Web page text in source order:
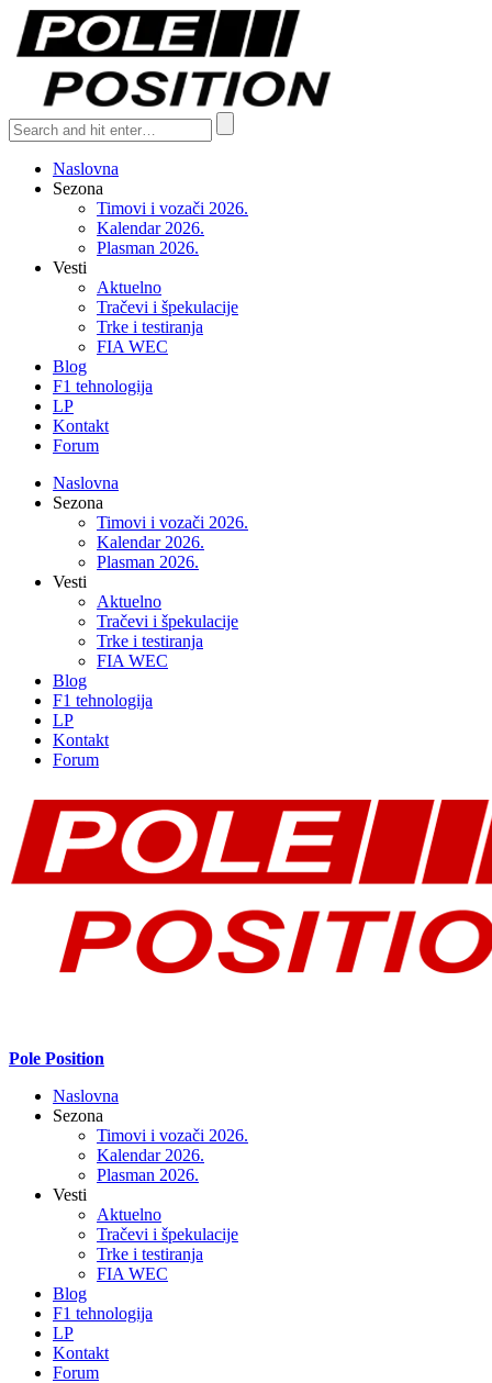
Naslovna
Sezona
Timovi i vozači 2026.
Kalendar 2026.
Plasman 2026.
Vesti
Aktuelno
Tračevi i špekulacije
Trke i testiranja
FIA WEC
Blog
F1 tehnologija
LP
Kontakt
Forum
Naslovna
Sezona
Timovi i vozači 2026.
Kalendar 2026.
Plasman 2026.
Vesti
Aktuelno
Tračevi i špekulacije
Trke i testiranja
FIA WEC
Blog
F1 tehnologija
LP
Kontakt
Forum
Pole Position
Naslovna
Sezona
Timovi i vozači 2026.
Kalendar 2026.
Plasman 2026.
Vesti
Aktuelno
Tračevi i špekulacije
Trke i testiranja
FIA WEC
Blog
F1 tehnologija
LP
Kontakt
Forum